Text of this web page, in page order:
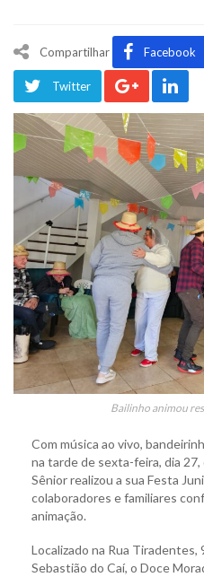
Compartilhar Facebook
Twitter
Bailinho animou
Com música ao vivo,
na tarde de sexta-feira, dia
Sênior realizou a sua Festa
colaboradores e familiares
animação.
Localizado na Rua Tiradentes,
Sebastião do Caí, o Doce